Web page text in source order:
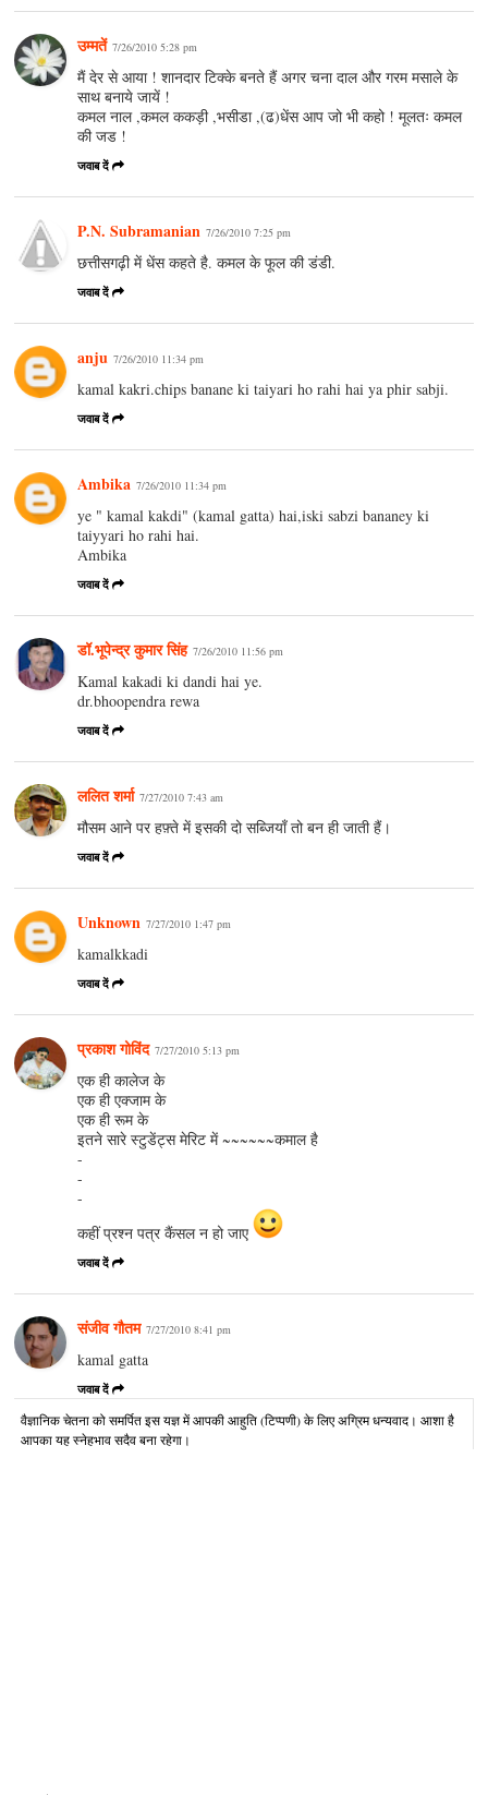
उम्मतें 7/26/2010 5:28 pm
मैं देर से आया ! शानदार टिक्के बनते हैं अगर चना दाल और गरम मसाले के
साथ बनाये जायें !
कमल नाल ,कमल ककड़ी ,भसीडा ,(ढ)धेंस आप जो भी कहो ! मूलतः कमल
की जड !
जवाब दें
P.N. Subramanian 7/26/2010 7:25 pm
छत्तीसगढ़ी में धेंस कहते है. कमल के फूल की डंडी.
जवाब दें
anju 7/26/2010 11:34 pm
kamal kakri.chips banane ki taiyari ho rahi hai ya phir sabji.
जवाब दें
Ambika 7/26/2010 11:34 pm
ye " kamal kakdi" (kamal gatta) hai,iski sabzi bananey ki
taiyyari ho rahi hai.
Ambika
जवाब दें
डॉ.भूपेन्द्र कुमार सिंह 7/26/2010 11:56 pm
Kamal kakadi ki dandi hai ye.
dr.bhoopendra rewa
जवाब दें
ललित शर्मा 7/27/2010 7:43 am
मौसम आने पर हफ़्ते में इसकी दो सब्जियाँ तो बन ही जाती हैं।
जवाब दें
Unknown 7/27/2010 1:47 pm
kamalkkadi
जवाब दें
प्रकाश गोविंद 7/27/2010 5:13 pm
एक ही कालेज के
एक ही एक्जाम के
एक ही रूम के
इतने सारे स्टुडेंट्स मेरिट में ~~~~~~कमाल है
-
-
-
कहीं प्रश्न पत्र कैंसल न हो जाए
जवाब दें
संजीव गौतम 7/27/2010 8:41 pm
kamal gatta
जवाब दें
वैज्ञानिक चेतना को समर्पित इस यज्ञ में आपकी आहुति (टिप्पणी) के लिए अग्रिम धन्यवाद। आशा है
आपका यह स्नेहभाव सदैव बना रहेगा।